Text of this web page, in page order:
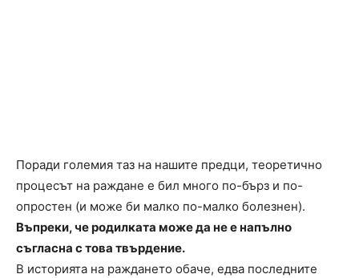
Поради големия таз на нашите предци, теоретично
процесът на раждане е бил много по-бърз и по-
опростен (и може би малко по-малко болезнен).
Въпреки, че родилката може да не е напълно
съгласна с това твърдение.
В историята на раждането обаче, едва последните